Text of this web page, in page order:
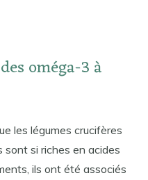
oméga-3 à
les légumes crucifères
sont si riches en acides
ils ont été associés